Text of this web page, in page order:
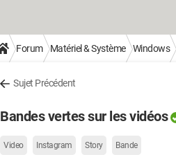
Forum Matériel & Système Windows
Sujet Précédent
Bandes vertes sur les vidéos
Video Instagram Story Bande